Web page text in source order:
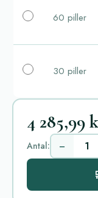
60 piller
30 piller
4 285,99
Antal: −